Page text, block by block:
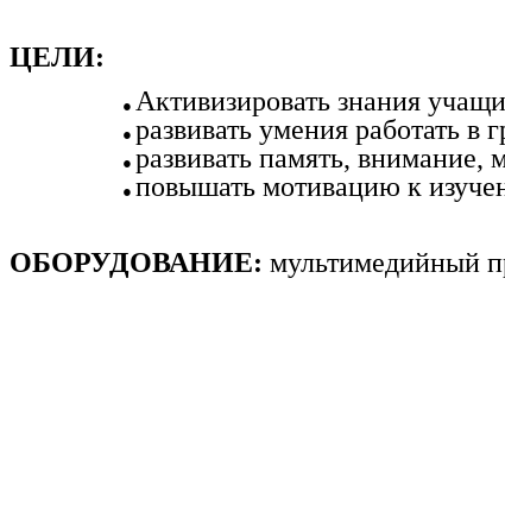
ЦЕЛИ:
Активизировать знания
развивать умения работать в
развивать память,
повышать мотивацию к
ОБОРУДОВАНИЕ: мультимедийный